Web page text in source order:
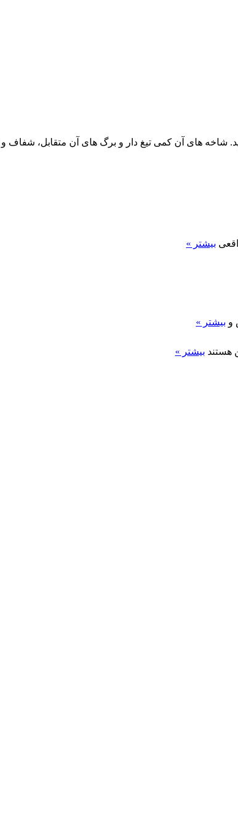
نیمه گرمسیری می روید. شاخه های آن کمی تیغ دار و برگ های آن
بیشتر »
و بیشتر »
هستند بیشتر »